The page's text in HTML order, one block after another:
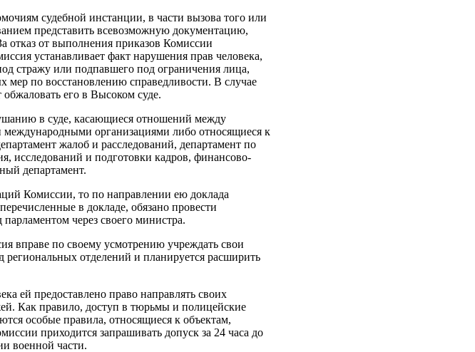
судебной инстанции, в части вызова того или
представить всевозможную документацию,
отказ от выполнения приказов Комиссии
устанавливает факт нарушения прав человека,
стражу или подпавшего под ограничения лица,
по восстановлению справедливости. В случае
его в Высоком суде.
в суде, касающиеся отношений между
организациями либо относящиеся к
жалоб и расследований, департамент по
исследований и подготовки кадров, финансово-
департамент.
Комиссии, то по направлении ею доклада
в докладе, обязано провести
через своего министра.
вправе по своему усмотрению учреждать свои
отделений и планируется расширить
ей предоставлено право направлять своих
Как правило, доступ в тюрьмы и полицейские
особые правила, относящиеся к объектам,
приходится запрашивать допуск за 24 часа до
военной части.